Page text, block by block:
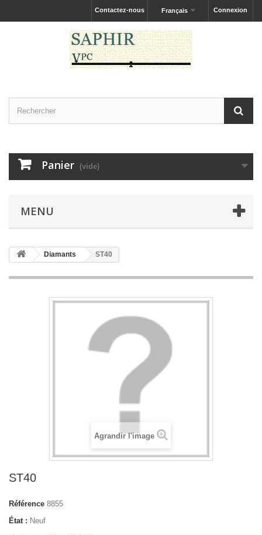
Connexion
Français
Contactez-nous
Panier (vide)
MENU
Diamants ST40
Agrandir l'image
ST40
Référence 8855
État : Neuf